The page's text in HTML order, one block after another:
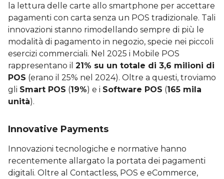
la lettura delle carte allo smartphone per accettare
pagamenti con carta senza un POS tradizionale. Tali
innovazioni stanno rimodellando sempre di più le
modalità di pagamento in negozio, specie nei piccoli
esercizi commerciali. Nel 2025 i Mobile POS
rappresentano il 21% su un totale di 3,6 milioni di
POS (erano il 25% nel 2024). Oltre a questi, troviamo
gli Smart POS (19%) e i Software POS (165 mila
unità).
Innovative Payments
Innovazioni tecnologiche e normative hanno
recentemente allargato la portata dei pagamenti
digitali. Oltre al Contactless, POS e eCommerce,